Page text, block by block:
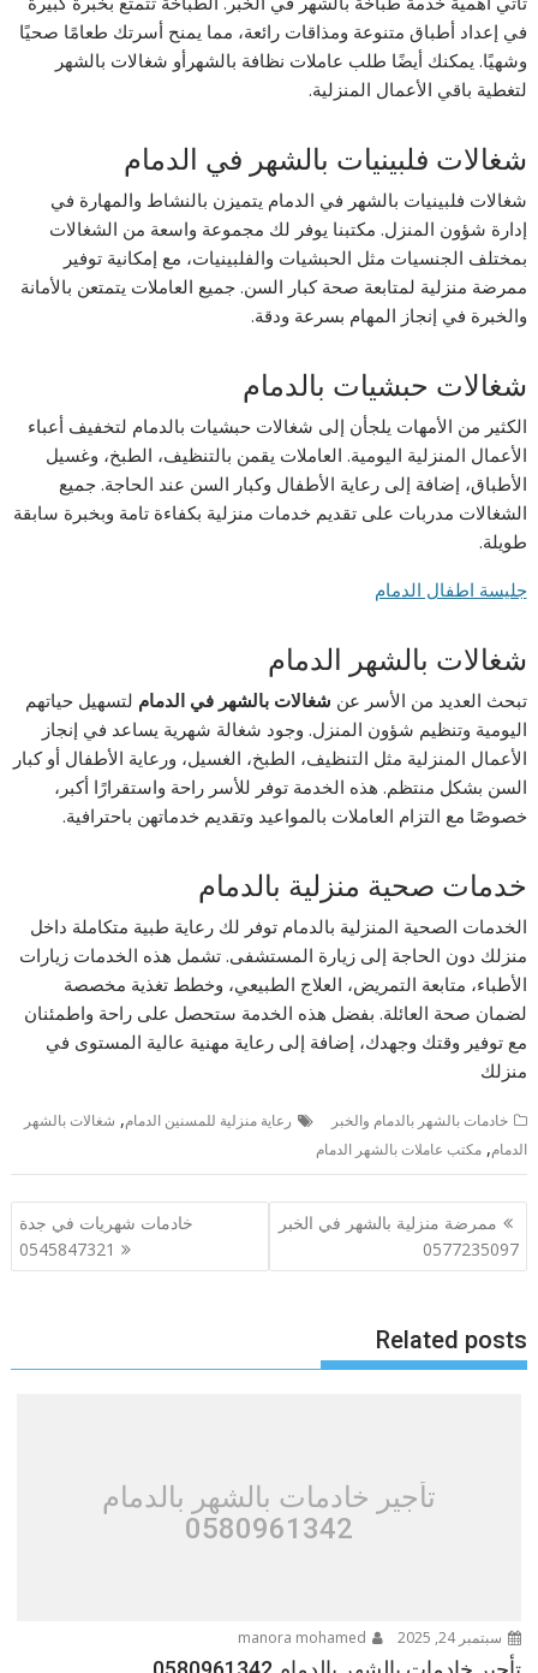
في إعداد أطباق متنوعة ومذاقات رائعة، مما يمنح أسرتك طعامًا صحيًا
وشهيًا. يمكنك أيضًا طلب عاملات نظافة بالشهرأو شغالات بالشهر
لتغطية باقي الأعمال المنزلية.
شغالات فلبينيات بالشهر في الدمام
شغالات فلبينيات بالشهر في الدمام يتميزن بالنشاط والمهارة في
إدارة شؤون المنزل. مكتبنا يوفر لك مجموعة واسعة من الشغالات
بمختلف الجنسيات مثل الحبشيات والفلبينيات، مع إمكانية توفير
ممرضة منزلية لمتابعة صحة كبار السن. جميع العاملات يتمتعن بالأمانة
والخبرة في إنجاز المهام بسرعة ودقة.
شغالات حبشيات بالدمام
الكثير من الأمهات يلجأن إلى شغالات حبشيات بالدمام لتخفيف أعباء
الأعمال المنزلية اليومية. العاملات يقمن بالتنظيف، الطبخ، وغسيل
الأطباق، إضافة إلى رعاية الأطفال وكبار السن عند الحاجة. جميع
الشغالات مدربات على تقديم خدمات منزلية بكفاءة تامة وبخبرة سابقة
طويلة.
جليسة اطفال الدمام
شغالات بالشهر الدمام
تبحث العديد من الأسر عن شغالات بالشهر في الدمام لتسهيل حياتهم
اليومية وتنظيم شؤون المنزل. وجود شغالة شهرية يساعد في إنجاز
الأعمال المنزلية مثل التنظيف، الطبخ، الغسيل، ورعاية الأطفال أو كبار
السن بشكل منتظم. هذه الخدمة توفر للأسر راحة واستقرارًا أكبر،
خصوصًا مع التزام العاملات بالمواعيد وتقديم خدماتهن باحترافية.
خدمات صحية منزلية بالدمام
الخدمات الصحية المنزلية بالدمام توفر لك رعاية طبية متكاملة داخل
منزلك دون الحاجة إلى زيارة المستشفى. تشمل هذه الخدمات زيارات
الأطباء، متابعة التمريض، العلاج الطبيعي، وخطط تغذية مخصصة
لضمان صحة العائلة. بفضل هذه الخدمة ستحصل على راحة واطمئنان
مع توفير وقتك وجهدك، إضافة إلى رعاية مهنية عالية المستوى في
منزلك
خادمات بالشهر بالدمام والخبر رعاية منزلية للمسنين الدمام, شغالات بالشهر
الدمام,مكتب عاملات بالشهر الدمام
تصفّح
المقالات
ممرضة منزلية بالشهر في الخبر
0577235097
خادمات شهريات في جدة
0545847321
Related posts
تأجير خادمات بالشهر بالدمام
0580961342
سبتمبر 24, 2025